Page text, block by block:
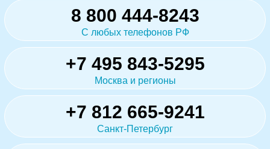
8 800 444-8243
С любых телефонов РФ
+7 495 843-5295
Москва и регионы
+7 812 665-9241
Санкт-Петербург